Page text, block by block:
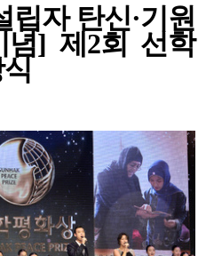
립자 탄신·기원
념] 제2회 선학